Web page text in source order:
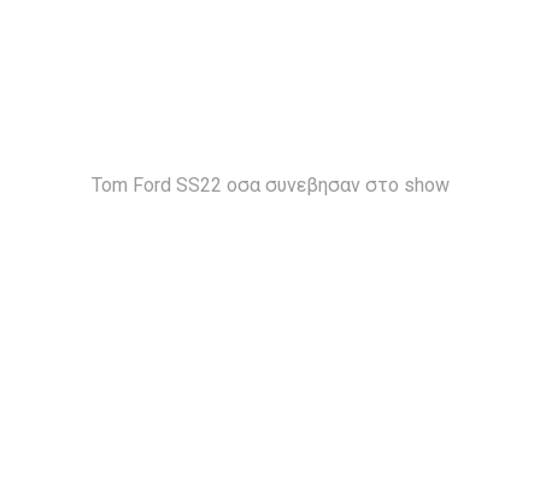
Tom Ford SS22 οσα συνεβησαν στο show